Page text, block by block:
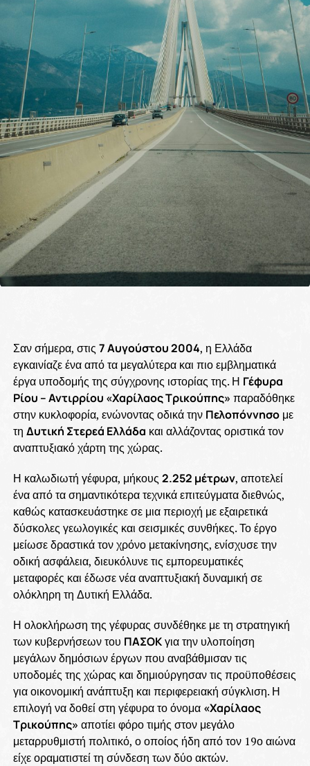
Σαν σήμερα, στις 7 Αυγούστου 2004, η Ελλάδα
εγκαινίαζε ένα από τα μεγαλύτερα και πιο εμβληματικά
έργα υποδομής της σύγχρονης ιστορίας της. Η Γέφυρα
Ρίου – Αντιρρίου «Χαρίλαος Τρικούπης» παραδόθηκε
στην κυκλοφορία, ενώνοντας οδικά την Πελοπόννησομε
τη Δυτική Στερεά Ελλάδα και αλλάζοντας οριστικά τον
αναπτυξιακό χάρτη της χώρας.
Η καλωδιωτή γέφυρα, μήκους 2.252 μέτρων, αποτελεί
ένα από τα σημαντικότερα τεχνικά επιτεύγματα διεθνώς,
καθώς κατασκευάστηκε σε μια περιοχή με εξαιρετικά
δύσκολες γεωλογικές και σεισμικές συνθήκες. Το έργο
μείωσε δραστικά τον χρόνο μετακίνησης, ενίσχυσε την
οδική ασφάλεια, διευκόλυνε τις εμπορευματικές
μεταφορές και έδωσε νέα αναπτυξιακή δυναμική σε
ολόκληρη τη Δυτική Ελλάδα.
Η ολοκλήρωση της γέφυρας συνδέθηκε με τη στρατηγική
των κυβερνήσεων του ΠΑΣΟΚγια την υλοποίηση
μεγάλων δημόσιων έργων που αναβάθμισαν τις
υποδομές της χώρας και δημιούργησαν τις προϋποθέσεις
για οικονομική ανάπτυξη και περιφερειακή σύγκλιση. Η
επιλογή να δοθεί στη γέφυρα το όνομα «Χαρίλαος
Τρικούπης» αποτίει φόρο τιμής στον μεγάλο
μεταρρυθμιστή πολιτικό, ο οποίος ήδη από τον 19ο αιώνα
είχε οραματιστεί τη σύνδεση των δύο ακτών.